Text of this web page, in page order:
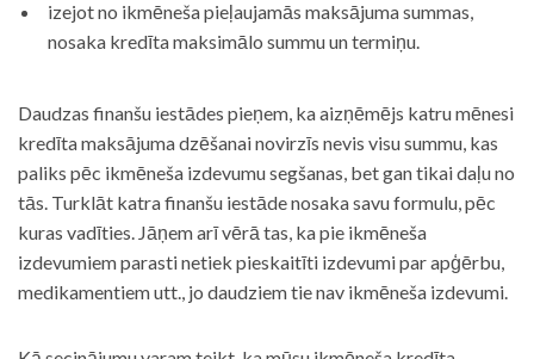
izejot no ikmēneša pieļaujamās maksājuma summas,
nosaka kredīta maksimālo summu un termiņu.
Daudzas finanšu iestādes pieņem, ka aizņēmējs katru mēnesi
kredīta maksājuma dzēšanai novirzīs nevis visu summu, kas
paliks pēc ikmēneša izdevumu segšanas, bet gan tikai daļu no
tās. Turklāt katra finanšu iestāde nosaka savu formulu, pēc
kuras vadīties. Jāņem arī vērā tas, ka pie ikmēneša
izdevumiem parasti netiek pieskaitīti izdevumi par apģērbu,
medikamentiem utt., jo daudziem tie nav ikmēneša izdevumi.